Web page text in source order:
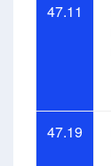
47.11
47.19